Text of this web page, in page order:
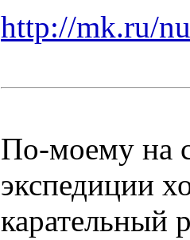
http://mk.ru/
По-моему на
экспедиции
карательный